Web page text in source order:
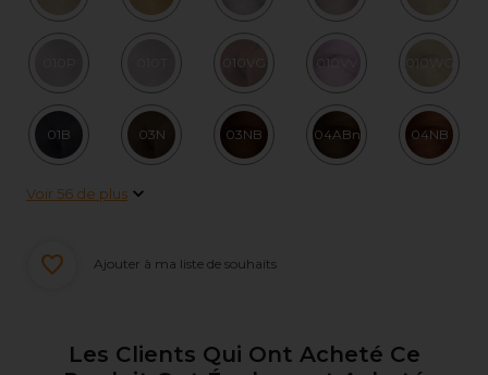
010VG 010VV 010WG
01B 03N 03NB 04ABn 04NB
Voir 56 de plus
Ajouter à ma liste de souhaits
Les Clients Qui Ont Acheté Ce